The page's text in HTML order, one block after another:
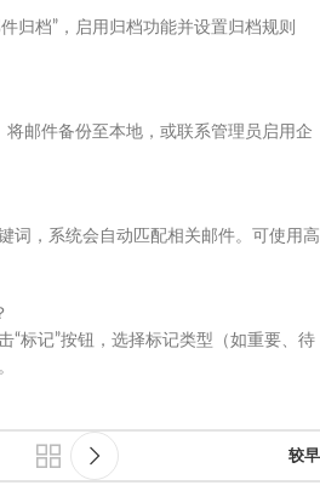
归档”，启用归档功能并设置归档规则
邮件备份至本地，或联系管理员启用企
词，系统会自动匹配相关邮件。可使用高
“标记”按钮，选择标记类型（如重要、待
较早